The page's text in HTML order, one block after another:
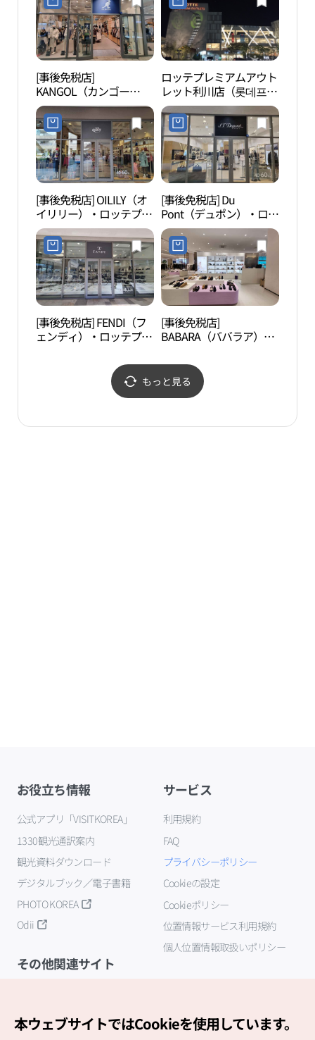
[事後免税店]
KANGOL（カンゴー
ル）・ロッテプレミアム
アウトレットイチョン
（利川）店(캉골 롯데프
리미엄아울렛 이천점)
ロッテプレミアムアウト
レット利川店（롯데프리
미엄아울렛 이천점）
[事後免税店] OILILY（オ
イリリー）・ロッテプレ
ミアムアウトレットイチ
ョン（利川）店(오일릴
리 롯데프리미엄아울렛
이천점)
[事後免税店] Du
Pont（デュポン）・ロッ
テプレミアムアウトレッ
トイチョン（利川）店
(듀퐁 롯데프리미엄아울
렛 이천점)
[事後免税店] FENDI（フ
ェンディ）・ロッテプレ
ョン（利川）店(탠디 롯
데프리미엄아울렛 이천
[事後免税店]
BABARA（ババラア）・
レットイチョン（利川）
店(바바라 롯데프리미엄
아울렛 이천점)
もっと見る
お役立ち情報
公式アプリ「VISITKOREA」
1330観光通訳案内
観光資料ダウンロード
デジタルブック／電子書籍
PHOTO KOREA
Odii
サービス
利用規約
FAQ
プライバシーポリシー
Cookieの設定
Cookieポリシー
位置情報サービス利用規約
個人位置情報取扱いポリシー
その他関連サイト
本ウェブサイトではCookieを使用しています。